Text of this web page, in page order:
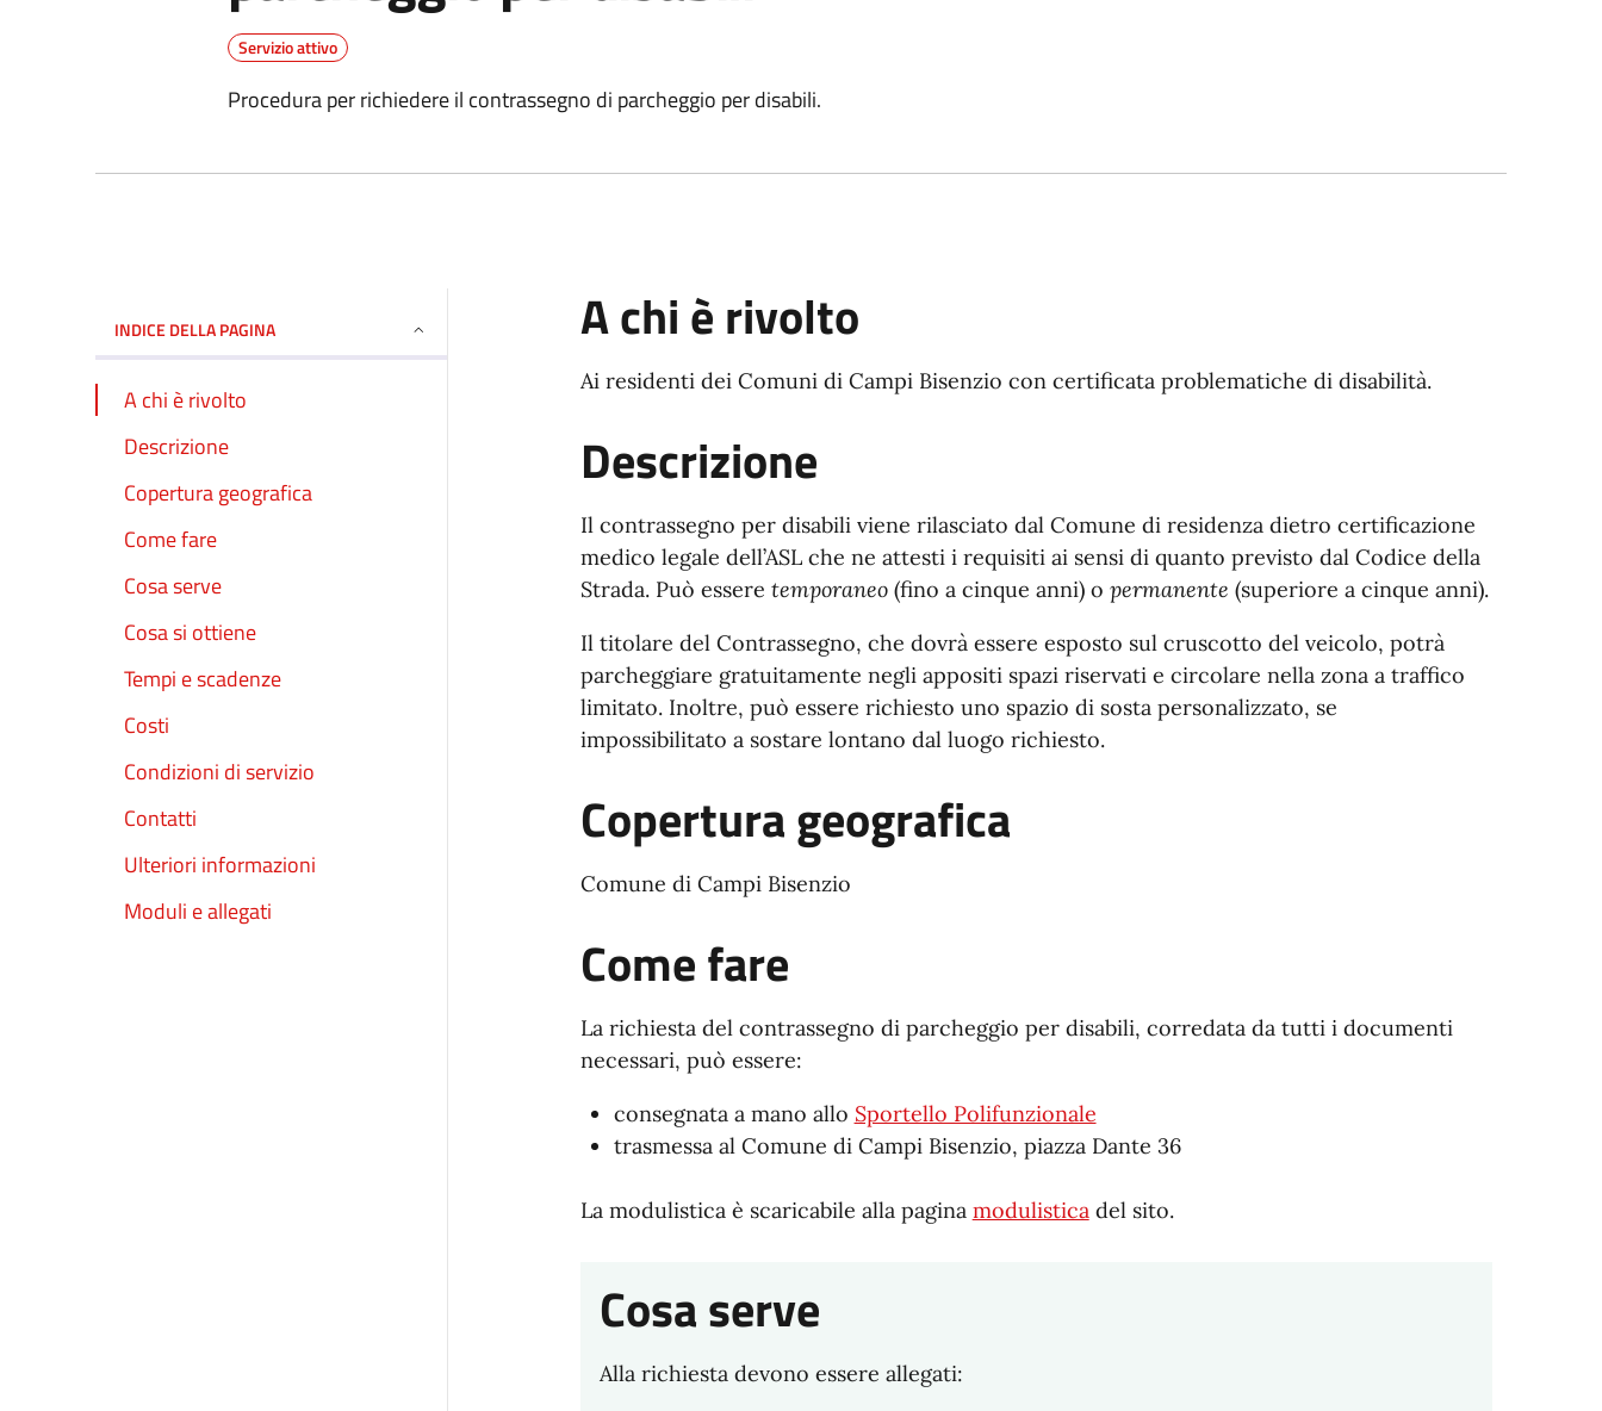
Servizio attivo
Procedura per richiedere il contrassegno di parcheggio per disabili.
INDICE DELLA PAGINA
A chi è rivolto
Descrizione
Copertura geografica
Come fare
Cosa serve
Cosa si ottiene
Tempi e scadenze
Costi
Condizioni di servizio
Contatti
Ulteriori informazioni
Moduli e allegati
A chi è rivolto
Ai residenti dei Comuni di Campi Bisenzio con certificata problematiche di disabilità.
Descrizione
Il contrassegno per disabili viene rilasciato dal Comune di residenza dietro certificazione
medico legale dell’ASL che ne attesti i requisiti ai sensi di quanto previsto dal Codice della
Strada. Può essere temporaneo(fino a cinque anni) o permanente (superiore a cinque anni).
Il titolare del Contrassegno, che dovrà essere esposto sul cruscotto del veicolo, potrà
parcheggiare gratuitamente negli appositi spazi riservati e circolare nella zona a traffico
limitato. Inoltre, può essere richiesto uno spazio di sosta personalizzato, se
impossibilitato a sostare lontano dal luogo richiesto.
Copertura geografica
Comune di Campi Bisenzio
Come fare
La richiesta del contrassegno di parcheggio per disabili, corredata da tutti i documenti
necessari, può essere:
consegnata a mano allo Sportello Polifunzionale
trasmessa al Comune di Campi Bisenzio, piazza Dante 36
La modulistica è scaricabile alla pagina modulisticadel sito.
Cosa serve
Alla richiesta devono essere allegati: